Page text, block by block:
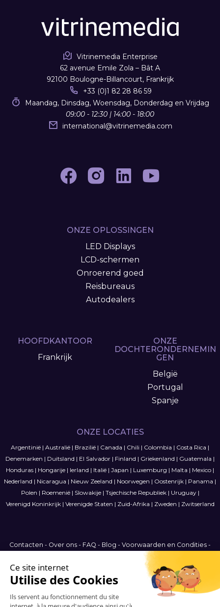
Vitrinemedia Enterprise
62 avenue Emile Zola – Bât A
92100 Boulogne-Billancourt, Frankrijk
+33 (0)1 82 28 86 59
Maandag, Dinsdag, Woensdag, Donderdag en Vrijdag
09:00 - 12:30 | 14:00 - 18:00
international@vitrinemedia.com
ONZE OPLOSSINGEN
LED Displays
LCD-schermen
Onroerend goed
Reisbureaus
Autodealers
HOOFDKANTOOR
Frankrijk
ONZE
DOCHTERONDERNEMIN
GEN
België
Portugal
Spanje
ONZE LOCATIES
Argentinië | Australië | Brazilië | Canada | Chili | Colombia | Costa Rica |
Denemarken | Duitsland | El Salvador | Finland | Griekenland | Guatemala |
Honduras | Hongarije | Ierland | Italië | Japan | Luxemburg | Malta | Mexico |
Nederland | Nicaragua | Nieuw Zeeland | Noorwegen | Oostenrijk | Panama |
Polen | Roemenië| Slowakije| Tsjechische Republiek| Uruguay|
Verenigd Koninkrijk| Verenigde Staten | Zuid-Afrika | Zweden | Zwitserland
Contacten - Over ons - FAQ - Blog - Voorwaarden en Condities -
Sitemap